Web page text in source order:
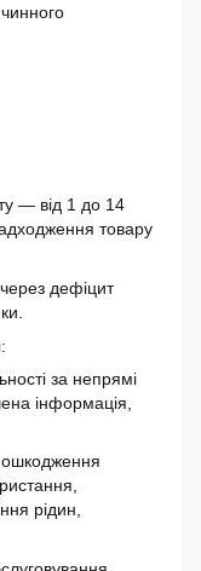
— від 1 до 14
товару
дефіцит
:
за непрямі
інформація,
рідин,